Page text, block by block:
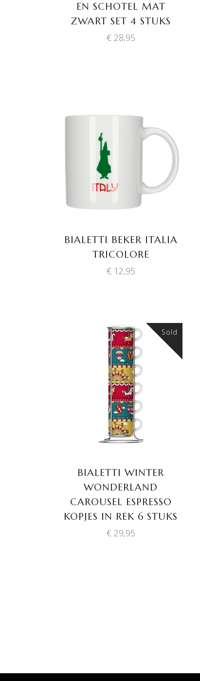
EN SCHOTEL MAT
ZWART SET 4 STUKS
€28,95
TOEVOEGEN AAN
WINKELWAGEN
BIALETTI BEKER ITALIA
TRICOLORE
€12,95
Sold
LEES VERDER
BIALETTI WINTER
WONDERLAND
CAROUSEL ESPRESSO
KOPJES IN REK 6 STUKS
€29,95